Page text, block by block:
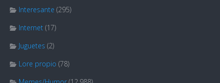
Interesante (295)
Internet (17)
Juguetes (2)
Lore propio (78)